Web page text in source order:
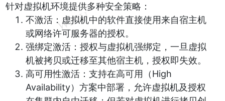
针对虚拟机环境提供多种安全策略：
不激活：虚拟机中的软件直接使用来自宿主机
或网络许可服务器的授权。
强绑定激活：授权与虚拟机强绑定，一旦虚拟
机被拷贝或迁移至其他宿主机，授权即失效。
高可用性激活：支持在高可用（High
Availability）方案中部署，允许虚拟机及授权